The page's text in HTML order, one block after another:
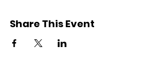
Share This Event